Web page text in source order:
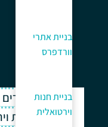
בניית אתרי
וורדפרס
בניית חנות
וירטואלית
בניית אתרים
בניית חנות